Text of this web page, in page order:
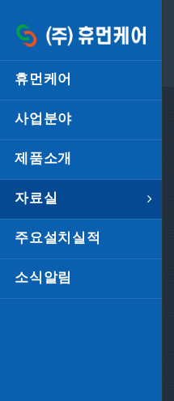
휴먼케어
사업분야
제품소개
자료실
주요설치실적
소식알림